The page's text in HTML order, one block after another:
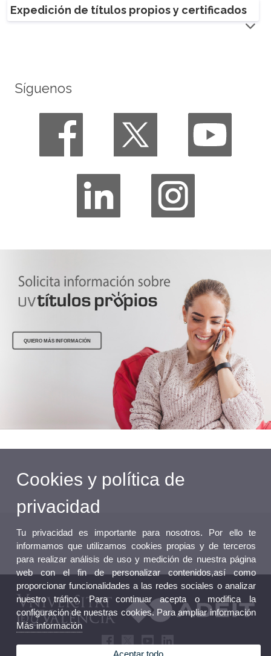
Expedición de títulos propios y certificados
Síguenos
QUIERO MÁS INFORMACIÓN
Cookies y política de
privacidad
Tu privacidad es importante para nosotros. Por ello te
informamos que utilizamos cookies propias y de terceros
para realizar análisis de uso y medición de nuestra página
web con el fin de personalizar contenidos,así como
proporcionar funcionalidades a las redes sociales o analizar
nuestro tráfico. Para continuar acepta o modifica la
configuración de nuestras cookies. Para ampliar información
Más información
Aceptar todo